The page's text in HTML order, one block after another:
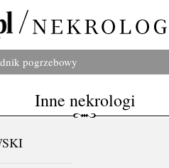
pogrzebowy
Inne nekrologi